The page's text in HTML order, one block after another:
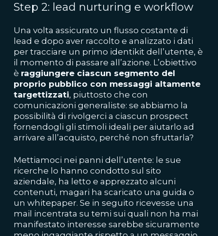
Step 2: lead nurturing e workflow
Una volta assicurato un flusso costante di
lead e dopo aver raccolto e analizzato i dati
per tracciare un primo identikit dell’utente, è
il momento di passare all’azione. L’obiettivo
è raggiungere ciascun segmento del
proprio pubblico con messaggi altamente
targettizzati, piuttosto che con
comunicazioni generaliste: se abbiamo la
possibilità di rivolgerci a ciascun prospect
fornendogli gli stimoli ideali per aiutarlo ad
arrivare all’acquisto, perché non sfruttarla?
Mettiamoci nei panni dell’utente: le sue
ricerche lo hanno condotto sul sito
aziendale, ha letto e apprezzato alcuni
contenuti, magari ha scaricato una guida o
un whitepaper. Se in seguito ricevesse una
mail incentrata su temi sui quali non ha mai
manifestato interesse sarebbe sicuramente